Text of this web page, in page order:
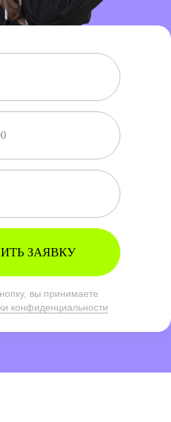
ЗАЯВКУ
вы принимаете
конфиденциальности